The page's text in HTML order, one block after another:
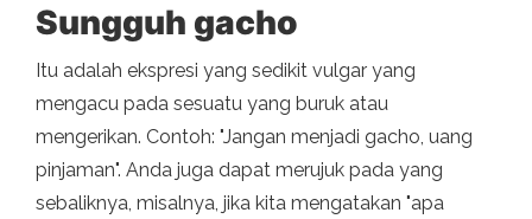
Sungguh gacho
Itu adalah ekspresi yang sedikit vulgar yang
mengacu pada sesuatu yang buruk atau
mengerikan. Contoh: "Jangan menjadi gacho, uang
pinjaman". Anda juga dapat merujuk pada yang
sebaliknya, misalnya, jika kita mengatakan "apa